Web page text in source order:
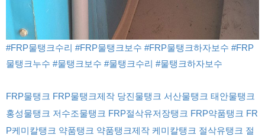
#FRP물탱크수리 #FRP물탱크보수 #FRP물탱크하자보수 #FRP
물탱크누수 #물탱크보수 #물탱크수리 #물탱크하자보수
FRP물탱크 FRP물탱크제작 당진물탱크 서산물탱크 태안물탱크
홍성물탱크 저수조물탱크 FRP절삭유저장탱크 FRP약품탱크 FR
P케미칼탱크 약품탱크 약품탱크제작 케미칼탱크 절삭유탱크 절